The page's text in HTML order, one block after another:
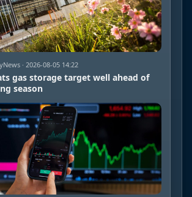
· 2026-08-05 14:22
gas storage target well ahead of
season